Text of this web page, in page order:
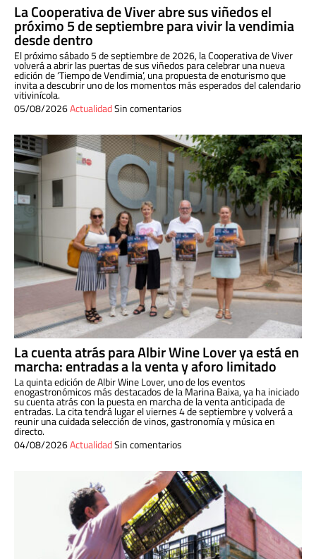
La Cooperativa de Viver abre sus viñedos el
próximo 5 de septiembre para vivir la vendimia
desde dentro
El próximo sábado 5 de septiembre de 2026, la Cooperativa de Viver
volverá a abrir las puertas de sus viñedos para celebrar una nueva
edición de ‘Tiempo de Vendimia’, una propuesta de enoturismo que
invita a descubrir uno de los momentos más esperados del calendario
vitivinícola.
05/08/2026ActualidadSin comentarios
La cuenta atrás para Albir Wine Lover ya está en
marcha: entradas a la venta y aforo limitado
La quinta edición de Albir Wine Lover, uno de los eventos
enogastronómicos más destacados de la Marina Baixa, ya ha iniciado
su cuenta atrás con la puesta en marcha de la venta anticipada de
entradas. La cita tendrá lugar el viernes 4 de septiembre y volverá a
reunir una cuidada selección de vinos, gastronomía y música en
directo.
04/08/2026ActualidadSin comentarios